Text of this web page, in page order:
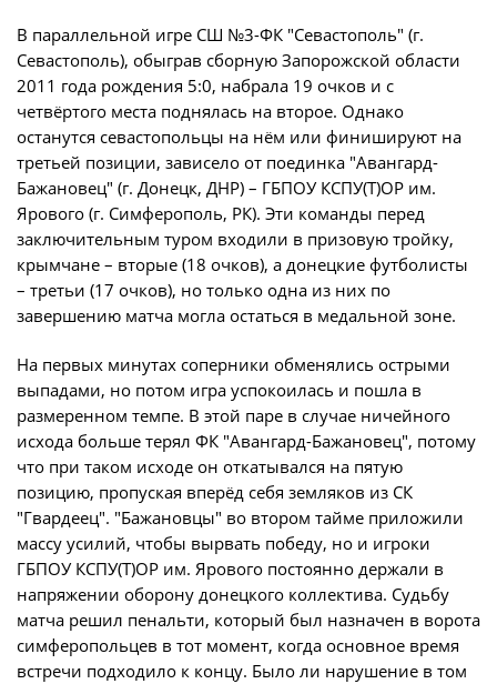
Новости
О турнире
Турнир Объединенного чемпионата по
футболу "Содружество" среди юношей
2009-2010 годов рождения (U-17)
Календарь и результаты матчей
Турнирная таблица
Статистика
Команды
Игроки
Дисквалификации
О турнире
Турнир Объединенного Чемпионата по
футболу "Содружество" среди юношей
2011-2012 годов рождения (U-15)
Календарь и результаты матчей
Турнирная таблица
Статистика
Учредительные документы
Регламентирующие документы
В параллельной игре СШ №3-ФК "Севастополь" (г.
Севастополь), обыграв сборную Запорожской области
2011 года рождения 5:0, набрала 19 очков и с
четвёртого места поднялась на второе. Однако
останутся севастопольцы на нём или финишируют на
третьей позиции, зависело от поединка "Авангард-
Бажановец" (г. Донецк, ДНР) – ГБПОУ КСПУ(Т)ОР им.
Ярового (г. Симферополь, РК). Эти команды перед
заключительным туром входили в призовую тройку,
крымчане – вторые (18 очков), а донецкие футболисты
– третьи (17 очков), но только одна из них по
завершению матча могла остаться в медальной зоне.
На первых минутах соперники обменялись острыми
выпадами, но потом игра успокоилась и пошла в
размеренном темпе. В этой паре в случае ничейного
исхода больше терял ФК "Авангард-Бажановец", потому
что при таком исходе он откатывался на пятую
позицию, пропуская вперёд себя земляков из СК
"Гвардеец". "Бажановцы" во втором тайме приложили
массу усилий, чтобы вырвать победу, но и игроки
ГБПОУ КСПУ(Т)ОР им. Ярового постоянно держали в
напряжении оборону донецкого коллектива. Судьбу
матча решил пенальти, который был назначен в ворота
симферопольцев в тот момент, когда основное время
встречи подходило к концу. Было ли нарушение в том